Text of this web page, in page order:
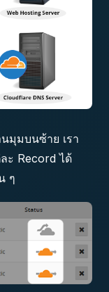
มุมบนซ้าย เรา
ะ Record ได้
ๆ